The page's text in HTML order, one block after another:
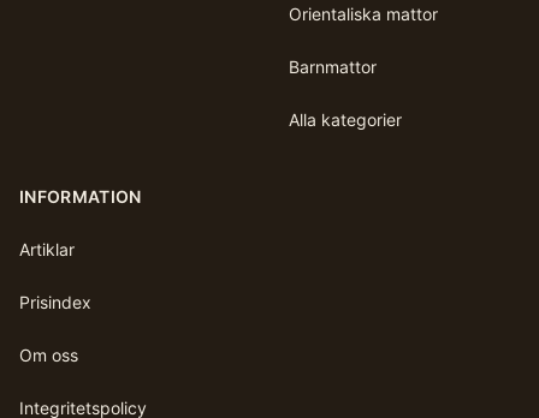
Orientaliska mattor
Barnmattor
Alla kategorier
INFORMATION
Artiklar
Prisindex
Om oss
Integritetspolicy